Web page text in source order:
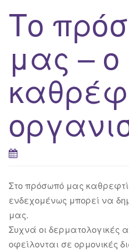
Το
μας – ο
Στο πρόσωπό μας
ενδεχομένως μπορεί να
μας.
Συχνά οι δερματολογικές
οφείλονται σε ορμονικές